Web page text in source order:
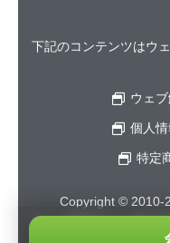
下記のコンテンツはウ
ウェ
個人
特定
Copyright © 2010-
ウェブ解析士は一般社